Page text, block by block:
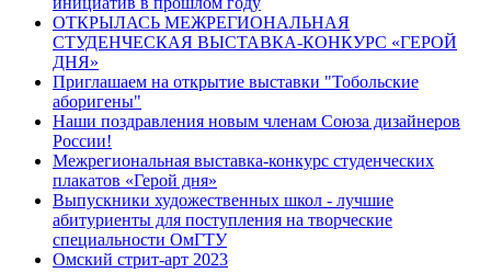
ОТКРЫЛАСЬ МЕЖРЕГИОНАЛЬНАЯ
СТУДЕНЧЕСКАЯ ВЫСТАВКА-КОНКУРC «ГЕРОЙ
ДНЯ»
Приглашаем на открытие выставки "Тобольские
аборигены"
Наши поздравления новым членам Союза дизайнеров
России!
Межрегиональная выставка-конкурс студенческих
плакатов «Герой дня»
Выпускники художественных школ - лучшие
абитуриенты для поступления на творческие
специальности ОмГТУ
Омский стрит-арт 2023